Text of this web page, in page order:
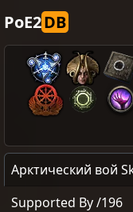
PoE2DB
Арктический вой
Supported By /196